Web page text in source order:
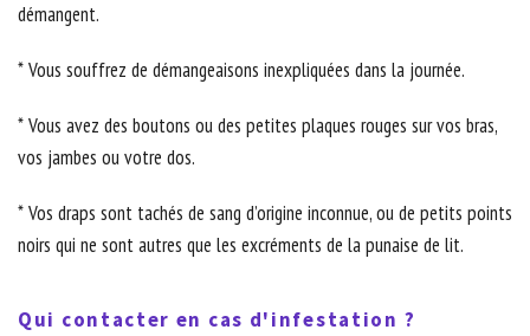
démangent.
* Vous souffrez de démangeaisons inexpliquées dans la journée.
* Vous avez des boutons ou des petites plaques rouges sur vos bras,
vos jambes ou votre dos.
* Vos draps sont tachés de sang d’origine inconnue, ou de petits points
noirs qui ne sont autres que les excréments de la punaise de lit.
Qui contacter en cas d'infestation ?